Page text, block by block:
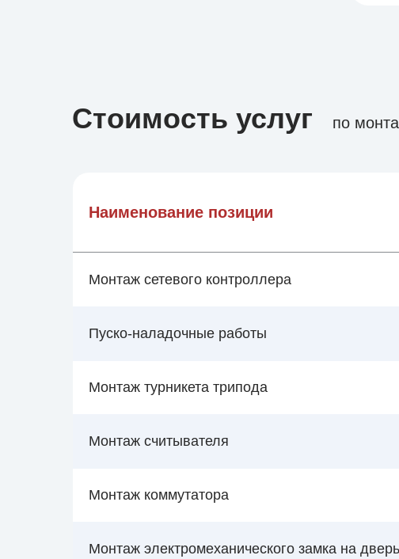
по
Стоимость услуг
Наименование позиции
Монтаж сетевого контроллера
Пуско-наладочные работы
Монтаж турникета трипода
Монтаж считывателя
Монтаж коммутатора
Монтаж электромеханического замка на